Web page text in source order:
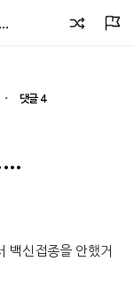
・ 댓글 4
백신접종을 안했거